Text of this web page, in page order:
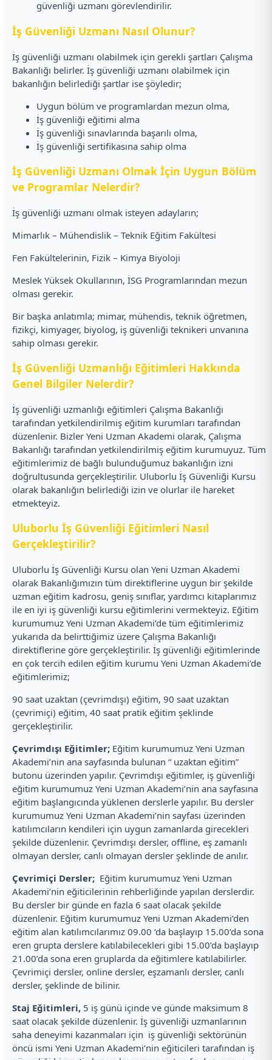
güvenliği uzmanı görevlendirilir.
İş Güvenliği Uzmanı Nasıl Olunur?
İş güvenliği uzmanı olabilmek için gerekli şartları Çalışma
Bakanlığı belirler. İş güvenliği uzmanı olabilmek için
bakanlığın belirlediği şartlar ise şöyledir;
Uygun bölüm ve programlardan mezun olma,
İş güvenliği eğitimi alma
İş güvenliği sınavlarında başarılı olma,
İş güvenliği sertifikasına sahip olma
İş Güvenliği Uzmanı Olmak İçin Uygun Bölüm
ve Programlar Nelerdir?
İş güvenliği uzmanı olmak isteyen adayların;
Mimarlık – Mühendislik – Teknik Eğitim Fakültesi
Fen Fakültelerinin, Fizik – Kimya Biyoloji
Meslek Yüksek Okullarının, İSG Programlarından mezun
olması gerekir.
Bir başka anlatımla; mimar, mühendis, teknik öğretmen,
fizikçi, kimyager, biyolog, iş güvenliği teknikeri unvanına
sahip olması gerekir.
İş Güvenliği Uzmanlığı Eğitimleri Hakkında
Genel Bilgiler Nelerdir?
İş güvenliği uzmanlığı eğitimleri Çalışma Bakanlığı
tarafından yetkilendirilmiş eğitim kurumları tarafından
düzenlenir. Bizler Yeni Uzman Akademi olarak, Çalışma
Bakanlığı tarafından yetkilendirilmiş eğitim kurumuyuz. Tüm
eğitimlerimiz de bağlı bulunduğumuz bakanlığın izni
doğrultusunda gerçekleştirilir. Uluborlu İş Güvenliği Kursu
olarak bakanlığın belirlediği izin ve olurlar ile hareket
etmekteyiz.
Uluborlu İş Güvenliği Eğitimleri Nasıl
Gerçekleştirilir?
Uluborlu İş Güvenliği Kursu olan Yeni Uzman Akademi
olarak Bakanlığımızın tüm direktiflerine uygun bir şekilde
uzman eğitim kadrosu, geniş sınıflar, yardımcı kitaplarımız
ile en iyi iş güvenliği kursu eğitimlerini vermekteyiz. Eğitim
kurumumuz Yeni Uzman Akademi’de tüm eğitimlerimiz
yukarıda da belirttiğimiz üzere Çalışma Bakanlığı
direktiflerine göre gerçekleştirilir. İş güvenliği eğitimlerinde
en çok tercih edilen eğitim kurumu Yeni Uzman Akademi’de
eğitimlerimiz;
90 saat uzaktan (çevrimdışı) eğitim, 90 saat uzaktan
(çevrimiçi) eğitim, 40 saat pratik eğitim şeklinde
gerçekleştirilir.
Çevrimdışı Eğitimler; Eğitim kurumumuz Yeni Uzman
Akademi’nin ana sayfasında bulunan “ uzaktan eğitim”
butonu üzerinden yapılır. Çevrimdışı eğitimler, iş güvenliği
eğitim kurumumuz Yeni Uzman Akademi’nin ana sayfasına
eğitim başlangıcında yüklenen derslerle yapılır. Bu dersler
kurumumuz Yeni Uzman Akademi’nin sayfası üzerinden
katılımcıların kendileri için uygun zamanlarda girecekleri
şekilde düzenlenir. Çevrimdışı dersler, offline, eş zamanlı
olmayan dersler, canlı olmayan dersler şeklinde de anılır.
Çevrimiçi Dersler; Eğitim kurumumuz Yeni Uzman
Akademi’nin eğiticilerinin rehberliğinde yapılan derslerdir.
Bu dersler bir günde en fazla 6 saat olacak şekilde
düzenlenir. Eğitim kurumumuz Yeni Uzman Akademi’den
eğitim alan katılımcılarımız 09.00 ‘da başlayıp 15.00’da sona
eren grupta derslere katılabilecekleri gibi 15.00’da başlayıp
21.00’da sona eren gruplarda da eğitimlere katılabilirler.
Çevrimiçi dersler, online dersler, eşzamanlı dersler, canlı
dersler, şeklinde de bilinir.
Staj Eğitimleri, 5 iş günü içinde ve günde maksimum 8
saat olacak şekilde düzenlenir. İş güvenliği uzmanlarının
saha deneyimi kazanmaları için iş güvenliği sektörünün
öncü ismi Yeni Uzman Akademi’nin eğiticileri tarafından iş